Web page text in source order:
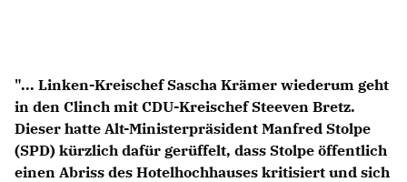
CDU Deutschland
CDU Fraktion im Brandenburger Landtag
CDU Brandenburg
CDU Potsdam
"... Linken-Kreischef Sascha Krämer wiederum geht
in den Clinch mit CDU-Kreischef Steeven Bretz.
Dieser hatte Alt-Ministerpräsident Manfred Stolpe
(SPD) kürzlich dafür gerüffelt, dass Stolpe öffentlich
einen Abriss des Hotelhochhauses kritisiert und sich